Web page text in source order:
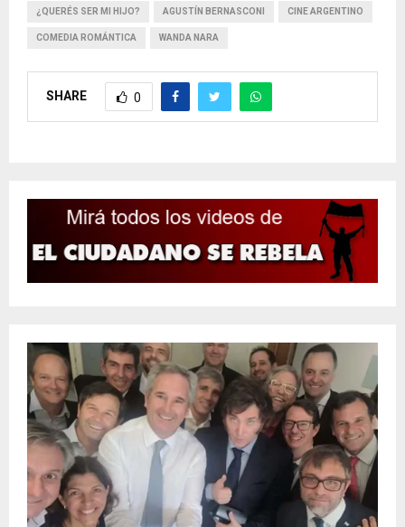
¿QUERÉS SER MI HIJO? AGUSTÍN BERNASCONI CINE ARGENTINO
COMEDIA ROMÁNTICA WANDA NARA
SHARE 0